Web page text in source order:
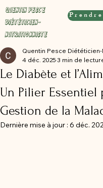
Quentin Pesce
Diététicien-
Nutritionniste
Le Diabète et
Un Pilier Essentiel
Gestion de la
Quentin Pesce
4 déc. 2025 3 min de
Dernière mise à jour : 6 déc.